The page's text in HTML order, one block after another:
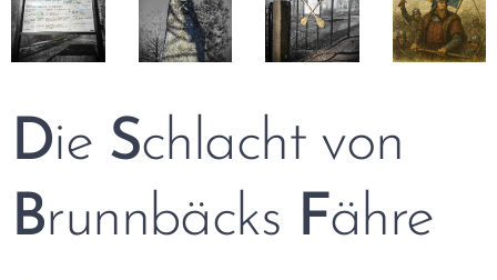
Die Schlacht von
Brunnbäcks Fähre